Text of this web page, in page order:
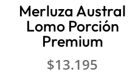
Merluza Austral
Lomo Porción
Premium
$13.195